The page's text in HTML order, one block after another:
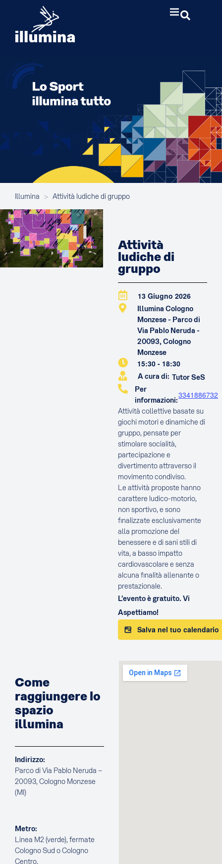
Illumina > Attività ludiche di gruppo
Attività
ludiche di
gruppo
13 Giugno 2026
Illumina Cologno
Monzese - Parco di
Via Pablo Neruda -
20093, Cologno
Monzese
15:30 - 18:30
A cura di: Tutor SeS
Per
informazioni:
3341886732
Attività collettive basate su
giochi motori e dinamiche di
gruppo, pensate per
stimolare socialità,
partecipazione e
divertimento attraverso il
movimento condiviso.
Le attività proposte hanno
carattere ludico-motorio,
non sportivo, e sono
finalizzate esclusivamente
alla promozione del
benessere e di sani stili di
vita, a basso impatto
cardiovascolare e senza
alcuna finalità allenante o
prestazionale.
L'evento è gratuito. Vi
Aspettiamo!
Salva nel tuo calendario
Come
raggiungere lo
spazio
illumina
Indirizzo:
Parco di Via Pablo Neruda –
20093, Cologno Monzese
(MI)
Metro:
Linea M2 (verde), fermate
Cologno Sud o Cologno
Centro.